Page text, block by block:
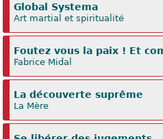
Global Systema
Art martial et spiritualité
Foutez vous la paix ! Et
Fabrice Midal
La découverte suprême
La Mère